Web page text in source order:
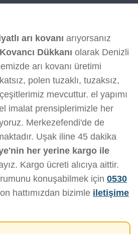
arı kovanı arıyorsanız
Kovancı Dükkanı olarak Denizli
arı kovanı üretimi
polen tuzaklı, tuzaksız,
mevcuttur. el yapımı
imalat prensiplerimizle her
Merkezefendi'de de
Uşak iline 45 dakika
her yerine kargo ile
Kargo ücreti alıcıya aittir.
konuşabilmek için 0530
hattımızdan bizimle iletişime